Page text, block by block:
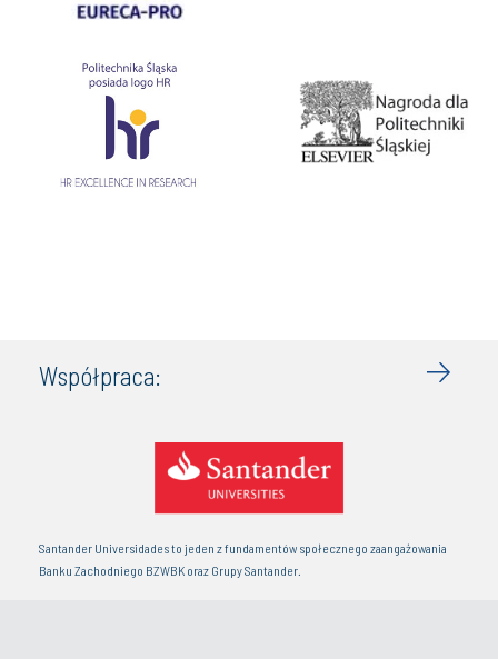
Współpraca:
Santander Universidades to jeden z fundamentów społecznego zaangażowania
Banku Zachodniego BZWBK oraz Grupy Santander.